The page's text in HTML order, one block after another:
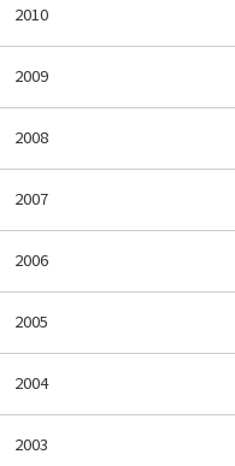
2010
2009
2008
2007
2006
2005
2004
2003